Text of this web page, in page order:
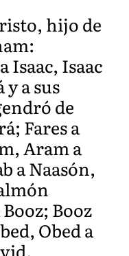
hijo de
Isaac, Isaac
y a sus
de
Fares a
Aram a
a Naasón,
Booz
Obed a